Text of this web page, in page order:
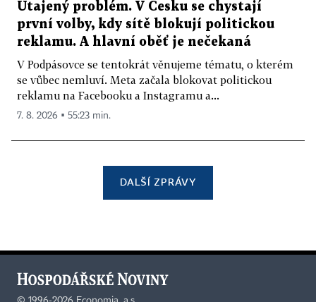
Utajený problém. V Česku se chystají
první volby, kdy sítě blokují politickou
reklamu. A hlavní oběť je nečekaná
V Podpásovce se tentokrát věnujeme tématu, o kterém
se vůbec nemluví. Meta začala blokovat politickou
reklamu na Facebooku a Instagramu a...
7. 8. 2026 ▪ 55:23 min.
DALŠÍ ZPRÁVY